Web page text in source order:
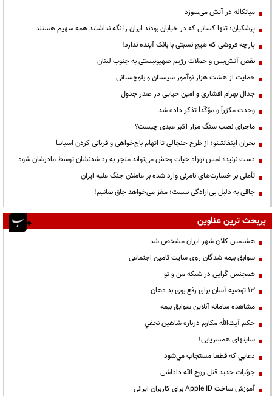
میانکاله در آتش می‌سوزد
پزشکیان: تنها کسانی که در خیابان بودند ایران را نگه نداشتند همه سهیم هستند
پارچه فروشی که هیچ نسبتی با بانک آینده ندارد!
نقض آتش‌بس و حملات رژیم صهیونیستی به جنوب لبنان
حمایت از هشت هزار نوآموز سیستان و بلوچستانی
جدال بهرام افشاری و امین حیایی در صدر جدول
وحدت مکرّراً و مؤکّداً تذکر داده شد
ماجرای نصب سنگ مزار اکبر عبدی چیست؟
بحران اینفانتینو؛ از طرح جنجالی تا اتهام باج‌خواهی و قربانی کردن اسپانیا
دست نزنید؛ لمس نوزاد حیات وحش می‌تواند منجر به رد شدنشان توسط مادرشان شود
تأملی بر خسارت‌های نامرئی وارد شده بر عاملان جنگ علیه ایران
چاقی به دلیل بی‌ارادگی نیست؛ مغز می‌خواهد چاق بمانیم!
پربحث ترین عناوین
هشتمین کلان شهر ایران مشخص شد
سوابق بیمه شدگان روی سایت تامین اجتماعی
همجنس گرایی در شبکه من و تو
13 توصیه آسان برای رفع بوی بد دهان
مشاهده سامانه آنلاين سوابق بیمه
حكم آيت‌الله مكارم درباره شاهين نجفي
سایتهای همسریابی!
دعايي كه قطعا مستجاب مي‌شود
جزئیات جدید قتل روح الله داداشی
آموزش ساخت Apple ID برای کاربران ایرانی